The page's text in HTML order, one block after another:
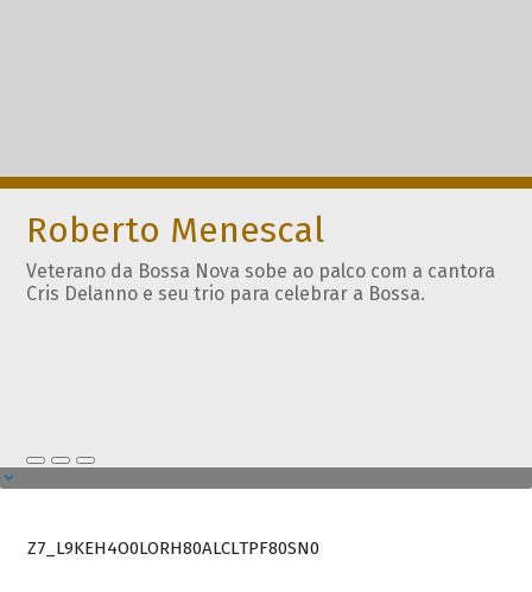
Roberto Menescal
Veterano da Bossa Nova sobe ao palco com a cantora
Cris Delanno e seu trio para celebrar a Bossa.
Z7_L9KEH4O0LORH80ALCLTPF80SN0